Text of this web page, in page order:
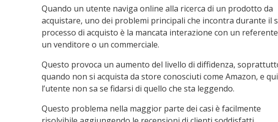
Quando un utente naviga online alla ricerca di un prodotto da
acquistare, uno dei problemi principali che incontra durante il
processo di acquisto è la mancata interazione con un
un venditore o un commerciale.
Questo provoca un aumento del livello di diffidenza,
quando non si acquista da store conosciuti come Amazon, e
l’utente non sa se fidarsi di quello che sta leggendo.
Questo problema nella maggior parte dei casi è facilmente